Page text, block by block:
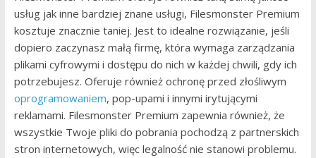
usług jak inne bardziej znane usługi, Filesmonster Premium
kosztuje znacznie taniej. Jest to idealne rozwiązanie, jeśli
dopiero zaczynasz małą firmę, która wymaga zarządzania
plikami cyfrowymi i dostępu do nich w każdej chwili, gdy ich
potrzebujesz. Oferuje również ochronę przed złośliwym
oprogramowaniem, pop-upami i innymi irytującymi
reklamami. Filesmonster Premium zapewnia również, że
wszystkie Twoje pliki do pobrania pochodzą z partnerskich
stron internetowych, więc legalność nie stanowi problemu.